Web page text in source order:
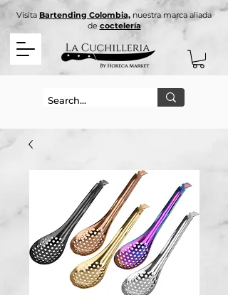
Visita Bartending Colombia, nuestra marca aliada
de coctelería